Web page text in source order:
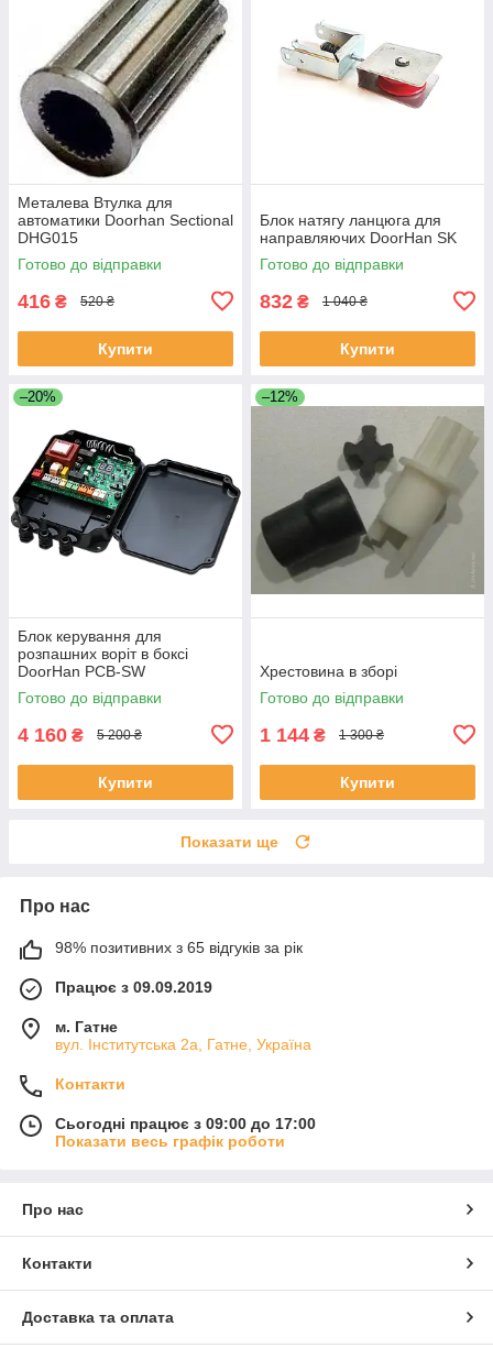
Металева Втулка для
автоматики Doorhan Sectional
DHG015
Готово до відправки
416 ₴ 520 ₴
Купити
Блок натягу ланцюга для
направляючих DoorHan SK
Готово до відправки
832 ₴ 1 040 ₴
Купити
–20%
Блок керування для
розпашних воріт в боксі
DoorHan PCB-SW
Готово до відправки
4 160 ₴ 5 200 ₴
Купити
–12%
Хрестовина в зборі
Готово до відправки
1 144 ₴ 1 300 ₴
Купити
Показати ще
Про нас
98% позитивних з 65 відгуків за рік
Працює з 09.09.2019
м. Гатне
вул. Інститутська 2а, Гатне, Україна
Контакти
Сьогодні працює з 09:00 до 17:00
Показати весь графік роботи
Про нас
Контакти
Доставка та оплата